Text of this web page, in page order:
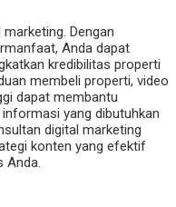
Dengan
Anda dapat
kredibilitas properti
membeli properti, video
dapat membantu
yang dibutuhkan
digital marketing
konten yang efektif
Anda.